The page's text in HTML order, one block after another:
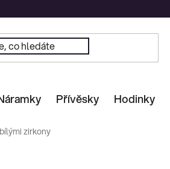
Přívěsky Hodinky
zirkony